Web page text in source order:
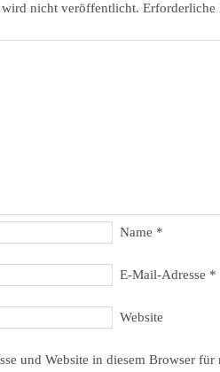
nicht veröffentlicht.
Name *
E-Mail-Adresse *
Website
und Website in diesem Browser